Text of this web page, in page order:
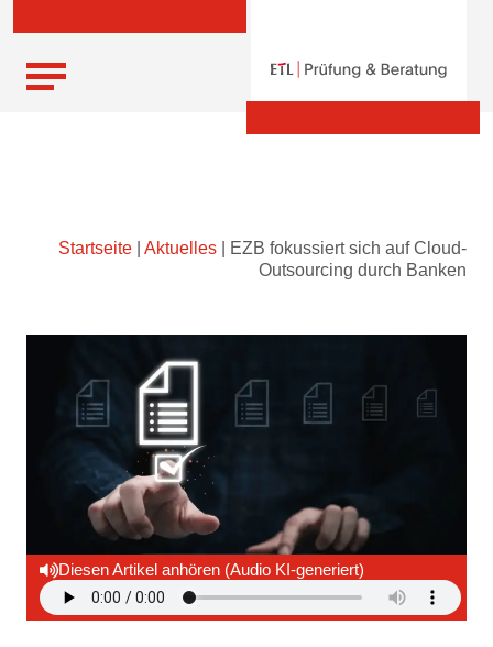
Startseite Aktuelles
EZB fokussiert sich auf Cloud-
Outsourcing durch Banken
Diesen Artikel anhören (Audio KI-generiert)